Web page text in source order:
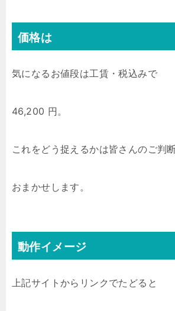
価格は
気になるお値段は工賃・税込みで
46,200 円。
これをどう捉えるかは皆さんのご判
おまかせします。
動作イメージ
上記サイトからリンクでたどると